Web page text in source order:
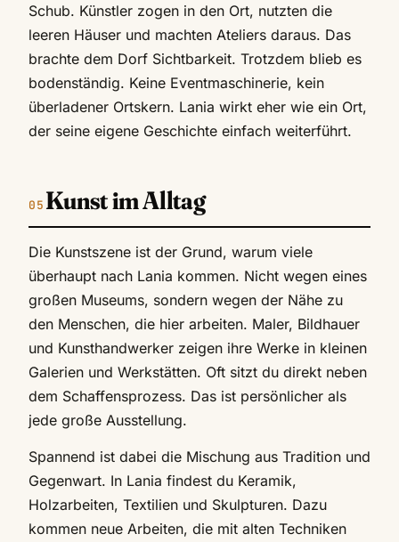
Schub. Künstler zogen in den Ort, nutzten die
leeren Häuser und machten Ateliers daraus. Das
brachte dem Dorf Sichtbarkeit. Trotzdem blieb es
bodenständig. Keine Eventmaschinerie, kein
überladener Ortskern. Lania wirkt eher wie ein Ort,
der seine eigene Geschichte einfach weiterführt.
Kunst im Alltag
Die Kunstszene ist der Grund, warum viele
überhaupt nach Lania kommen. Nicht wegen eines
großen Museums, sondern wegen der Nähe zu
den Menschen, die hier arbeiten. Maler, Bildhauer
und Kunsthandwerker zeigen ihre Werke in kleinen
Galerien und Werkstätten. Oft sitzt du direkt neben
dem Schaffensprozess. Das ist persönlicher als
jede große Ausstellung.
Spannend ist dabei die Mischung aus Tradition und
Gegenwart. In Lania findest du Keramik,
Holzarbeiten, Textilien und Skulpturen. Dazu
kommen neue Arbeiten, die mit alten Techniken